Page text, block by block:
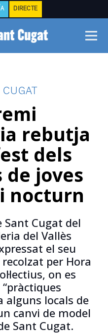
DIRECTE
rebutja
dels
de joves
nocturn
Sant Cugat del
del Vallès
el seu
per Hora
on es
alguns locals de
canvi de model
Sant Cugat.